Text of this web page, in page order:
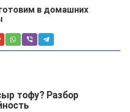
в домашних
тофу? Разбор